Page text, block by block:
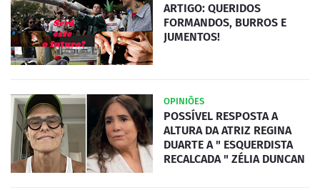
ARTIGO: QUERIDOS
FORMANDOS, BURROS E
JUMENTOS!
OPINIÕES
POSSÍVEL RESPOSTA A
ALTURA DA ATRIZ REGINA
DUARTE A " ESQUERDISTA
RECALCADA " ZÉLIA DUNCAN